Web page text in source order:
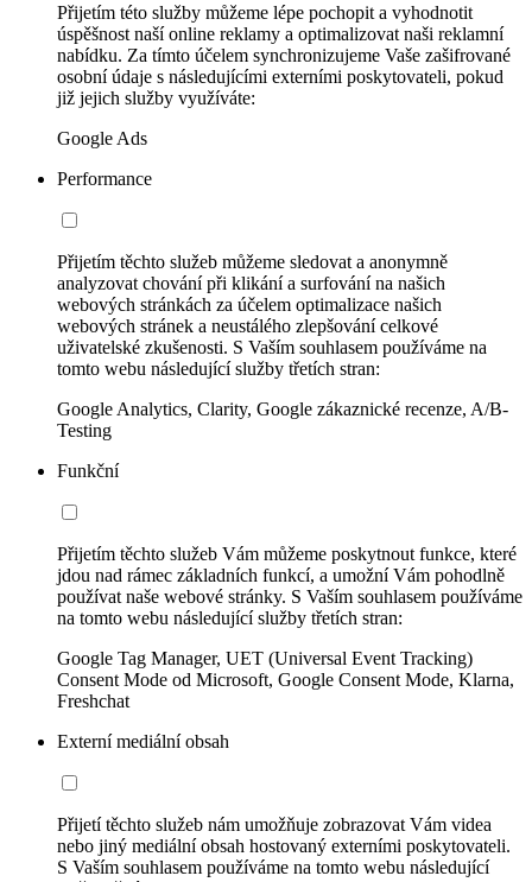
Přijetím této služby můžeme lépe pochopit a vyhodnotit
úspěšnost naší online reklamy a optimalizovat naši reklamní
nabídku. Za tímto účelem synchronizujeme Vaše zašifrované
osobní údaje s následujícími externími poskytovateli, pokud
již jejich služby využíváte:
Google Ads
Performance
Přijetím těchto služeb můžeme sledovat a anonymně
analyzovat chování při klikání a surfování na našich
webových stránkách za účelem optimalizace našich
webových stránek a neustálého zlepšování celkové
uživatelské zkušenosti. S Vaším souhlasem používáme na
tomto webu následující služby třetích stran:
Google Analytics, Clarity, Google zákaznické recenze, A/B-
Testing
Funkční
Přijetím těchto služeb Vám můžeme poskytnout funkce, které
jdou nad rámec základních funkcí, a umožní Vám pohodlně
používat naše webové stránky. S Vaším souhlasem používáme
na tomto webu následující služby třetích stran:
Google Tag Manager, UET (Universal Event Tracking)
Consent Mode od Microsoft, Google Consent Mode, Klarna,
Freshchat
Externí mediální obsah
Přijetí těchto služeb nám umožňuje zobrazovat Vám videa
nebo jiný mediální obsah hostovaný externími poskytovateli.
S Vaším souhlasem používáme na tomto webu následující